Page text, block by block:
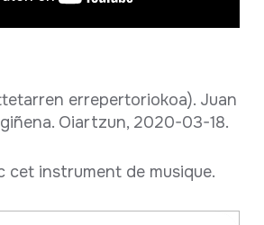
errepertoriokoa). Juan
Oiartzun, 2020-03-18.
cet instrument de musique.